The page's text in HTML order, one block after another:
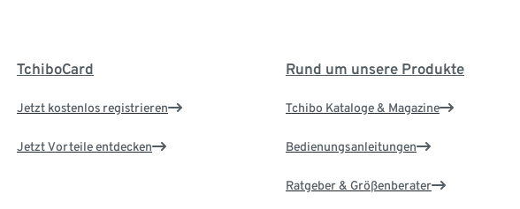
TchiboCard
Jetzt kostenlos registrieren
Jetzt Vorteile entdecken
Rund um unsere Produkte
Tchibo Kataloge & Magazine
Bedienungsanleitungen
Ratgeber & Größenberater